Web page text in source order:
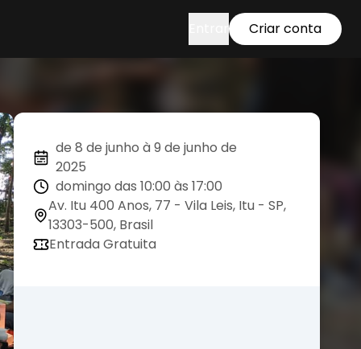
Criar conta
de 8 de junho à 9 de junho de
2025
domingo das 10:00 às 17:00
Av. Itu 400 Anos, 77 - Vila Leis, Itu - SP,
13303-500, Brasil
Entrada Gratuita